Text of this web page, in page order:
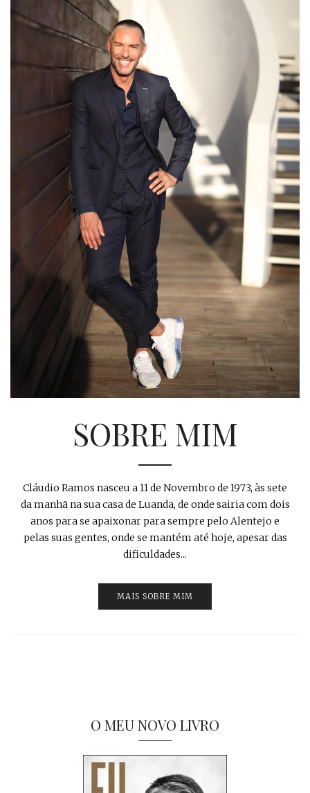
SOBRE MIM
Cláudio Ramos nasceu a 11 de Novembro de 1973, às sete
da manhã na sua casa de Luanda, de onde sairia com dois
anos para se apaixonar para sempre pelo Alentejo e
pelas suas gentes, onde se mantém até hoje, apesar das
dificuldades...
MAIS SOBRE MIM
O MEU NOVO LIVRO